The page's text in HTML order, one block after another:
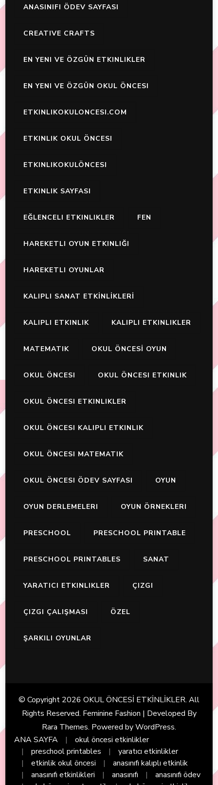
ANASINIFI ÖDEV SAYFASI
CREATIVE CRAFTS
EN YENI VE ÖZGÜN ETKINLIKLER
EN YENI VE ÖZGÜN OKUL ÖNCESI
ETKINLIKOKULONCESI.COM
ETKINLIK OKUL ÖNCESI
ETKINLIKOKULÖNCESI
ETKINLIK SAYFASI
EĞLENCELI ETKINLIKLER FEN
HAREKETLI OYUN ETKINLIĞI
HAREKETLI OYUNLAR
KALIPLI SANAT ETKİNLİKLERİ
KALIPLI ETKINLIK KALIPLI ETKINLIKLER
MATEMATIK OKUL ÖNCESİ OYUN
OKUL ÖNCESI OKUL ÖNCESI ETKINLIK
OKUL ÖNCESI ETKINLIKLER
OKUL ÖNCESI KALIPLI ETKINLIK
OKUL ÖNCESI MATEMATIK
OKUL ÖNCESI ÖDEV SAYFASI OYUN
OYUN DERLEMELERI OYUN ÖRNEKLERI
PRESCHOOL PRESCHOOL PRINTABLE
PRESCHOOL PRINTABLES SANAT
YARATICI ETKINLIKLER ÇIZGI
ÇIZGI ÇALIŞMASI ÖZEL
ŞARKILI OYUNLAR
© Copyright 2026 OKUL ÖNCESİ ETKİNLİKLER. All
Rights Reserved. Feminine Fashion | Developed By
Rara Themes. Powered byWordPress.
ANA SAYFA
okul öncesi etkinlikler
preschool printables
yaratıcı etkinlikler
etkinlik okul öncesi
anasınıfı kalıplı etkinlik
anasınıfı etkinlikleri
anasınıfı
anasınıfı ödev